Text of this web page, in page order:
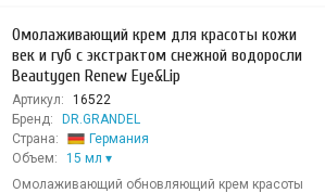
Омолаживающий крем для красоты кожи
век и губ с экстрактом снежной водоросли
Beautygen Renew Eye&Lip
Артикул:
16522
Бренд:
DR.GRANDEL
Страна:
Германия
Объем:
15 мл
Омолаживающий обновляющий крем красоты